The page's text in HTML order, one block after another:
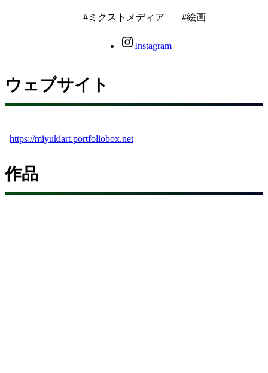
ミクストメディア 絵画
Instagram
ウェブサイト
https://miyukiart.portfoliobox.net
作品